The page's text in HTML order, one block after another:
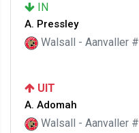
IN
A. Pressley
Walsall - Aanvaller #
UIT
A. Adomah
Walsall - Aanvaller #